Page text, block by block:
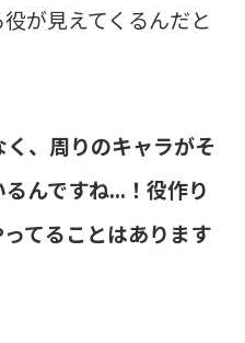
が見えてくるんだと
く、周りのキャラがそ
んですね...！役作り
てることはあります